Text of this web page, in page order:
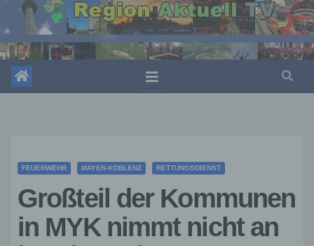
FEUERWEHR MAYEN-KOBLENZ RETTUNGSDIENST
Großteil der Kommunen
in MYK nimmt nicht an